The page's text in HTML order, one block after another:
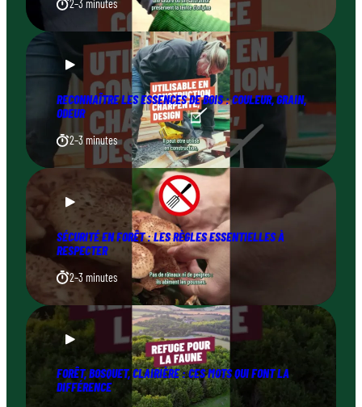
2–3 minutes
RECONNAÎTRE LES ESSENCES DE BOIS : COULEUR, GRAIN,
ODEUR
2–3 minutes
SÉCURITÉ EN FORÊT : LES RÈGLES ESSENTIELLES À
RESPECTER
2–3 minutes
FORÊT, BOSQUET, CLAIRIÈRE : CES MOTS QUI FONT LA
DIFFÉRENCE